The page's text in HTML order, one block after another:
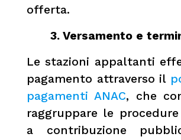
offerta.
3. Versamento e
Le stazioni appaltanti
pagamento attraverso il
pagamenti ANAC, che
raggruppare le
a contribuzione